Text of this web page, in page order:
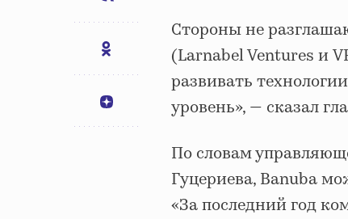
Стороны не
(Larnabel Ventures и
развивать
уровень», — сказал
По словам
Гуцериева, Banuba
«За последний год